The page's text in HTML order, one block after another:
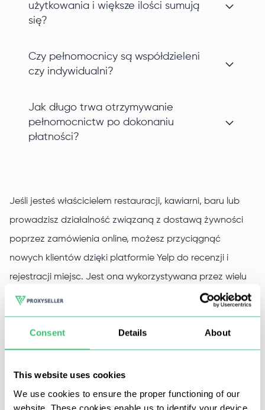
Consent Details About
This website uses cookies
We use cookies to ensure the proper functioning of our
website. These cookies enable us to identify your device
użytkowania i większe ilości sumują
się?
Czy pełnomocnicy są współdzieleni
czy indywidualni?
Jak długo trwa otrzymywanie
pełnomocnictw po dokonaniu
płatności?
Jeśli jesteś właścicielem restauracji, kawiarni, baru lub
prowadzisz działalność związaną z dostawą żywności
poprzez zamówienia online, możesz przyciągnąć
nowych klientów dzięki platformie Yelp do recenzji i
rejestracji miejsc. Jest ona wykorzystywana przez wielu
menedżerów SMM w ich projektach promocyjnych, ale
niewiele osób wie, że dzięki proxy dla Yelp można
znacznie przyspieszyć proces promocji.
Dlaczego potrzebujesz serwerów
proxy dla Yelp